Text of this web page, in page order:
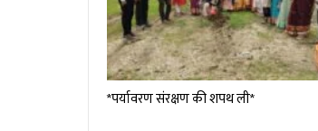
*पर्यावरण संरक्षण की शपथ ली*